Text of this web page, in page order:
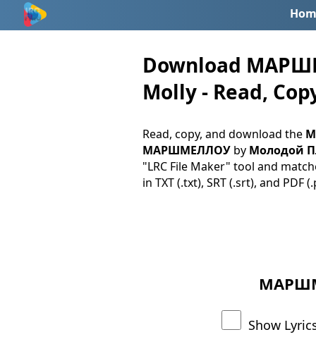
Download
Molly - Read,
Read, copy, and download the
МАРШМЕЛЛОУby Молодой
"LRC File Maker" tool and
in TXT (.txt), SRT (.srt), and PDF
Show